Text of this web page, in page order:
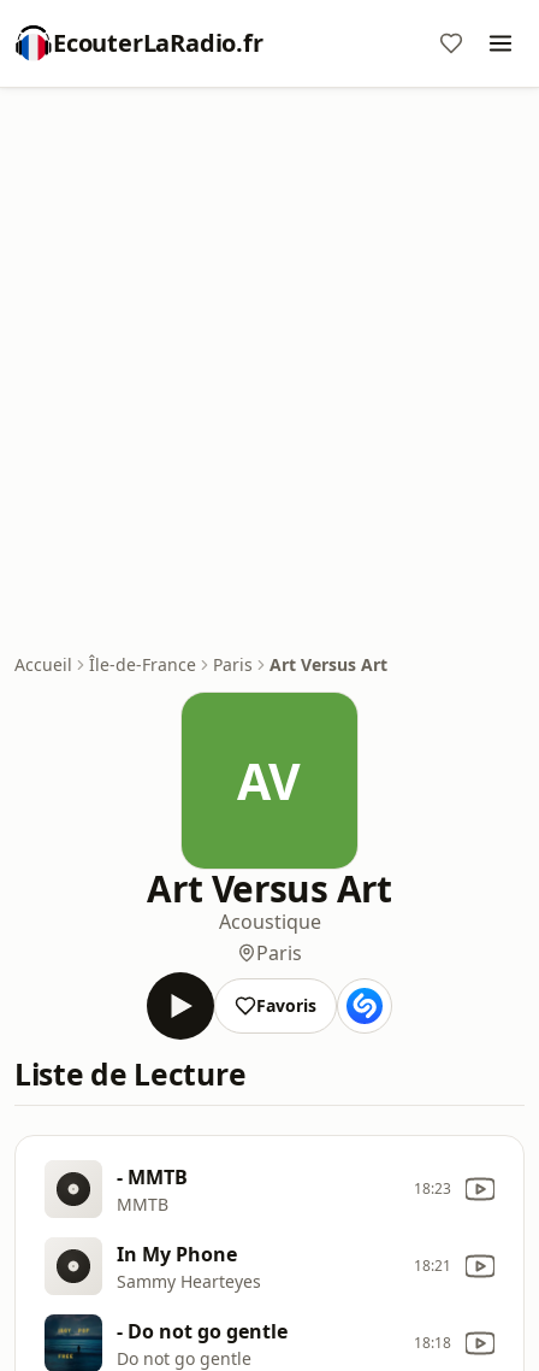
EcouterLaRadio.fr
Accueil Île-de-France Paris Art Versus Art
AV
Art Versus Art
Acoustique
Paris
Favoris
Liste de Lecture
- MMTB
MMTB
18:23
In My Phone
Sammy Hearteyes
18:21
- Do not go gentle
Do not go gentle
18:18